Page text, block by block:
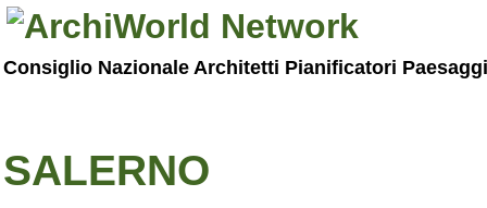
Consiglio Nazionale Architetti Pianificatori
SALERNO